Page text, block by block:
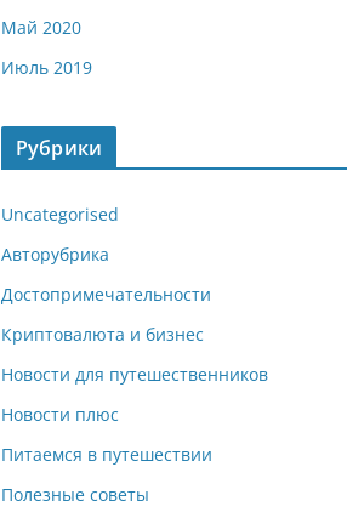
Май 2020
Июль 2019
Рубрики
Uncategorised
Авторубрика
Достопримечательности
Криптовалюта и бизнес
Новости для путешественников
Новости плюс
Питаемся в путешествии
Полезные советы